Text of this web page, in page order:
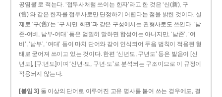
공염불’로 적는다. ‘접두사처럼 쓰이는 한자’라고 한 것은 ‘신(新), 구
(舊)’와 같은 한자를 접두사로만 단정하기 어렵다는 점을 밝힌 것이다. 실
제로 ‘구(舊)’는 ‘구 시민 회관’과 같은 구성에서는 관형사로도 쓰인다. ‘남
존­-여비, 남부-­여대’ 등은 엄밀히 말하면 합성어는 아니지만, ‘남존’, ‘여
비’, ‘남부’, ‘여대’ 등이 마치 단어와 같이 인식되어 두음 법칙이 적용된 형
태로 굳어져 쓰이고 있는 것이다. 한편 ‘신년도, 구년도’ 등은 발음이 [신
년도], [구ː년도]이며 ‘신년­-도, 구년-­도’로 분석되는 구조이므로 이 규정이
적용되지 않는다.
[붙임 3] 둘 이상의 단어로 이루어진 고유 명사를 붙여 쓰는 경우에도, 결